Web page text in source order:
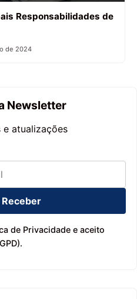
Responsabilidades de
de 2024
Newsletter
e atualizações
de Privacidade e aceito